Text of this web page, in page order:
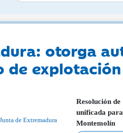
otorga
de
de Extremadura
Resolución
unificada
Montemolín